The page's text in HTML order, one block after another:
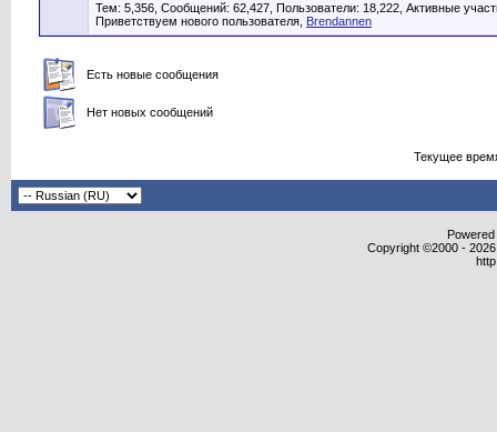
Тем: 5,356, Сообщений: 62,427, Пользователи: 18,222, Активные
Приветствуем нового пользователя, Brendannen
Есть новые сообщения
Нет новых сообщений
Текущее
Copyright ©2000 -